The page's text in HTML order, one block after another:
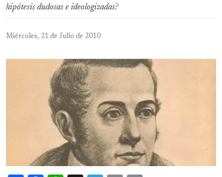
hipótesis dudosas e ideologizadas?
Miércoles, 21 de Julio de 2010